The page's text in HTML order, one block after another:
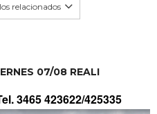
relacionados
07/08 REALI
3465 423622/425335